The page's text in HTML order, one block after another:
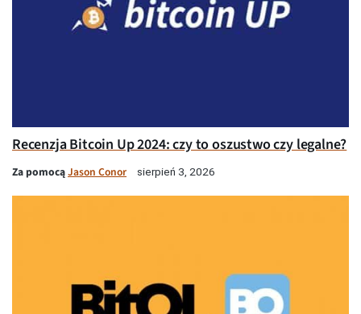
Recenzja Bitcoin Up 2024: czy to oszustwo czy legalne?
Za pomocąJason Conor sierpień 3, 2026